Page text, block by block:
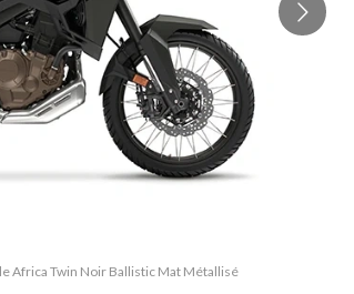
Africa Twin Noir Ballistic Mat Métallisé